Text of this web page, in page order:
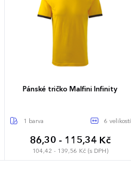
Pánské tričko Malfini Infinity
1 barva 6 velikostí
86,30 - 115,34 Kč
104,42 - 139,56 Kč (s DPH)